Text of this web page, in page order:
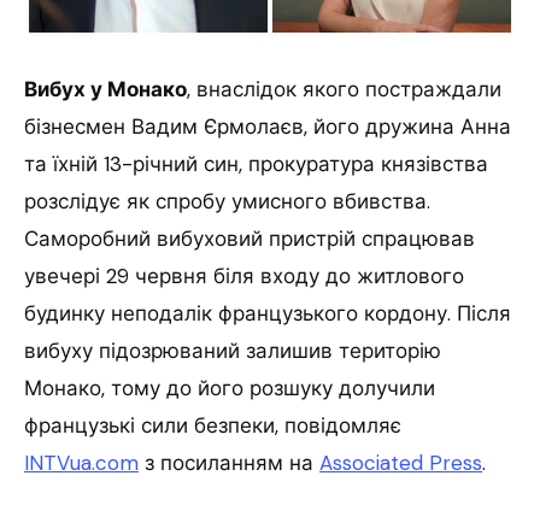
Вибух у Монако, внаслідок якого постраждали
бізнесмен Вадим Єрмолаєв, його дружина Анна
та їхній 13-річний син, прокуратура князівства
розслідує як спробу умисного вбивства.
Саморобний вибуховий пристрій спрацював
увечері 29 червня біля входу до житлового
будинку неподалік французького кордону. Після
вибуху підозрюваний залишив територію
Монако, тому до його розшуку долучили
французькі сили безпеки, повідомляє
INTVua.com з посиланням на Associated Press.